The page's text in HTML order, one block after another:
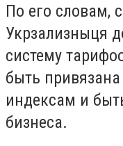
По его словам,
Укрзализныця
систему
быть
индексам и
бизнеса.